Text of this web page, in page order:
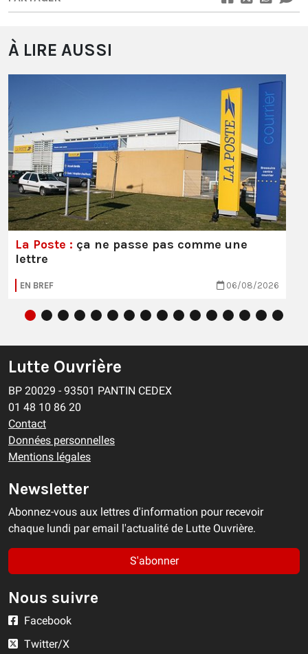
À LIRE AUSSI
La Poste : ça ne passe pas comme une
lettre
EN BREF 06/08/2026
Lutte Ouvrière
BP 20029 - 93501 PANTIN CEDEX
01 48 10 86 20
Contact
Données personnelles
Mentions légales
Newsletter
Abonnez-vous aux lettres d'information pour recevoir
chaque lundi par email l'actualité de Lutte Ouvrière.
S'abonner
Nous suivre
Facebook
Twitter/X